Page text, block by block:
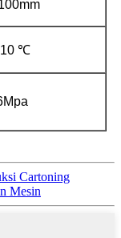
10 ℃
Cartoning
Mesin